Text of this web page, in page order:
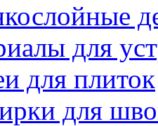
для
для плиток
для